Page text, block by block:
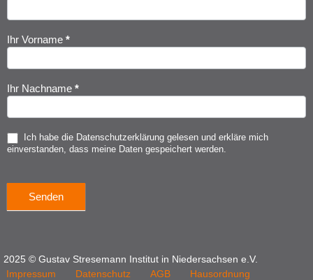
Anmeldung
Ihr Vorname *
Ihr Nachname *
Ich habe die Datenschutzerklärung gelesen und erkläre mich
einverstanden, dass meine Daten gespeichert werden.
Senden
2025 © Gustav Stresemann Institut in Niedersachsen e.V.
Impressum
Datenschutz AGB Hausordnung